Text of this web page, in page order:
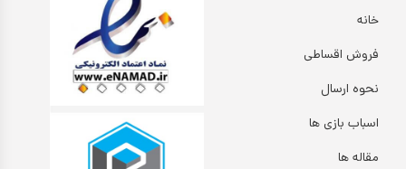
خانه
فروش اقساطی
نحوه ارسال
اسباب بازی ها
مقاله ها